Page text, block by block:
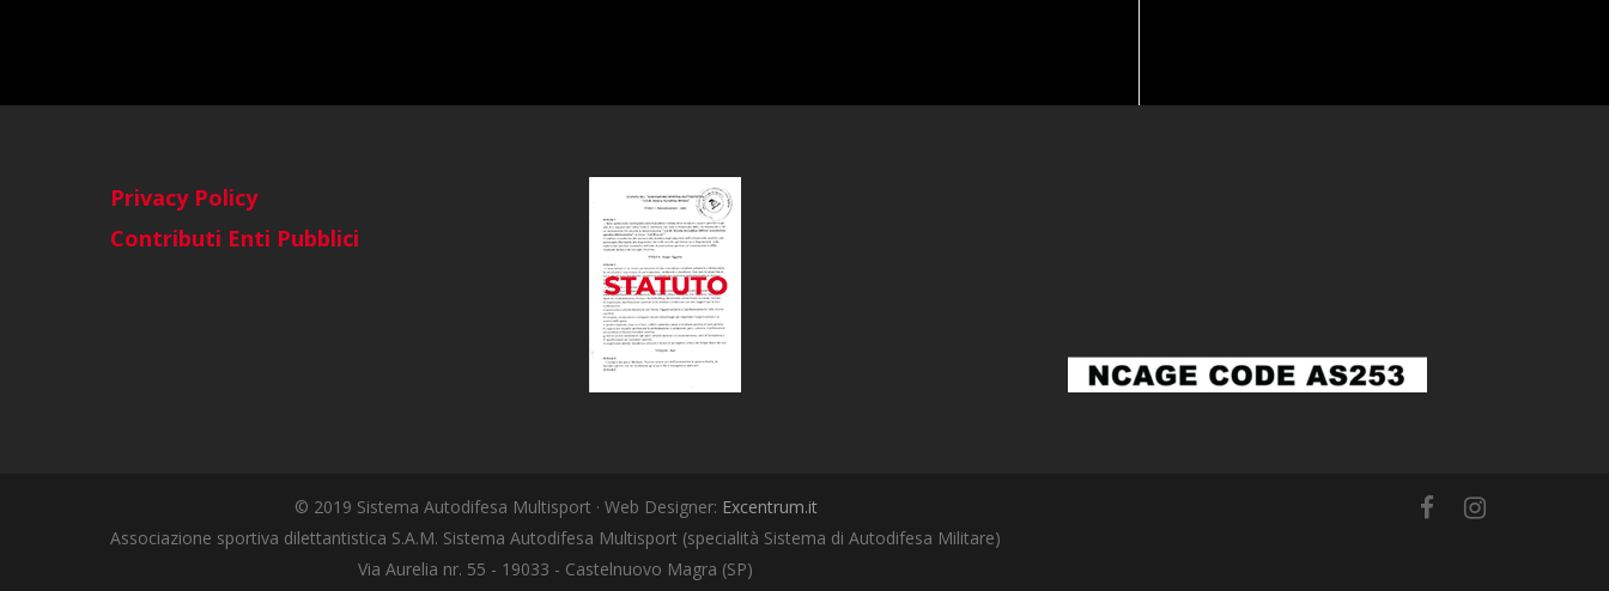
Privacy Policy
Contributi Enti Pubblici
© 2019 Sistema Autodifesa Multisport · Web Designer: Excentrum.it
Associazione sportiva dilettantistica S.A.M. Sistema Autodifesa Multisport (specialità Sistema di Autodifesa Militare)
Via Aurelia nr. 55 - 19033 - Castelnuovo Magra (SP)